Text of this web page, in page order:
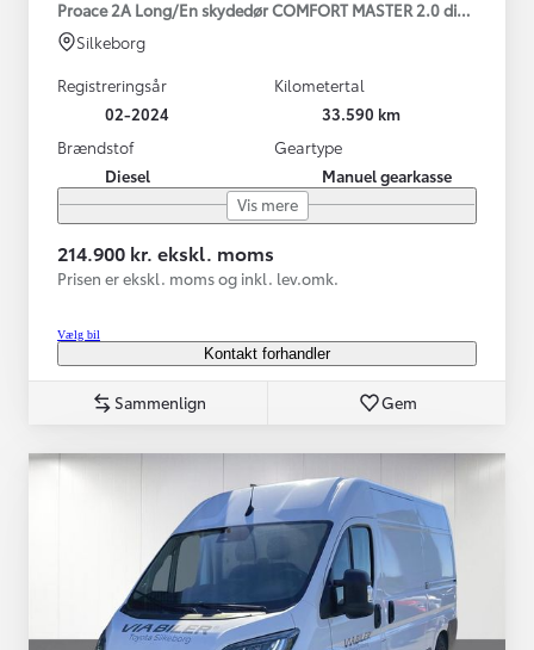
Proace 2A Long/En skydedør COMFORT MASTER 2.0 diesel
Silkeborg
Registreringsår
02-2024
Kilometertal
33.590 km
Brændstof
Diesel
Geartype
Manuel gearkasse
Vis mere
214.900 kr. ekskl. moms
Prisen er ekskl. moms og inkl. lev.omk.
Vælg bil
Kontakt forhandler
Sammenlign Gem